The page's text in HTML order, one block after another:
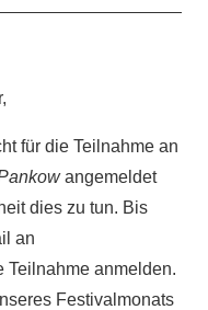
für die Teilnahme an
angemeldet
dies zu tun. Bis
an
Teilnahme anmelden.
Festivalmonats